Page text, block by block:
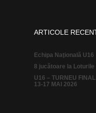
ARTICOLE
Echipa Naţională U16
8 jucătoare la Loturile
U16 – TURNEU
13-17 MAI 2026